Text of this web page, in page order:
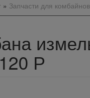
» Запчасти для комбайнов
Р